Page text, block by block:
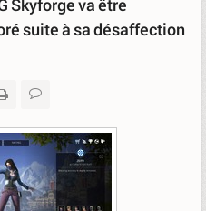
Skyforge va être
suite à sa désaffection